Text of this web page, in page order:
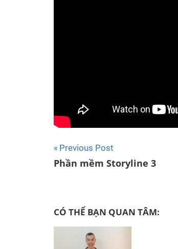
Post
navigation
Previous Post
Phần mềm Storyline 3
CÓ THỂ BẠN QUAN TÂM: